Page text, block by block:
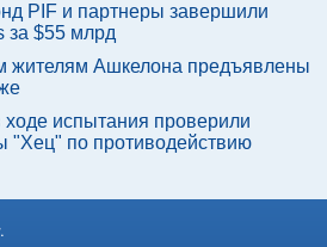
PIF и партнеры завершили
за $55 млрд
жителям Ашкелона предъявлены
испытания проверили
"Хец" по противодействию